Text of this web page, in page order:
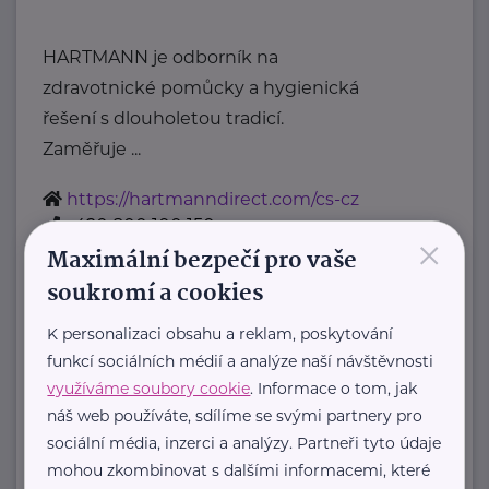
HARTMANN je odborník na
zdravotnické pomůcky a hygienická
řešení s dlouholetou tradicí.
Zaměřuje ...
https://hartmanndirect.com/cs-cz
+420 800 100 150
info@hartmanndirect.cz
SKP-CENTRUM, o.p.s.
Jungmannova 2550 Pardubice
Posláním organizace SKP-CENTRUM,
o.p.s., je POMÁHAT VSTÁT osobám
v tísni a osobám ohroženým
sociálním vyloučením: ...
×
Maximální bezpečí pro vaše
soukromí a cookies
K personalizaci obsahu a reklam, poskytování
funkcí sociálních médií a analýze naší návštěvnosti
využíváme soubory cookie. Informace o tom, jak
náš web používáte, sdílíme se svými partnery pro
sociální média, inzerci a analýzy. Partneři tyto údaje
mohou zkombinovat s dalšími informacemi, které